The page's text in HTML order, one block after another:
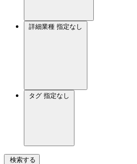
詳細業種 指定なし
タグ 指定なし
検索する